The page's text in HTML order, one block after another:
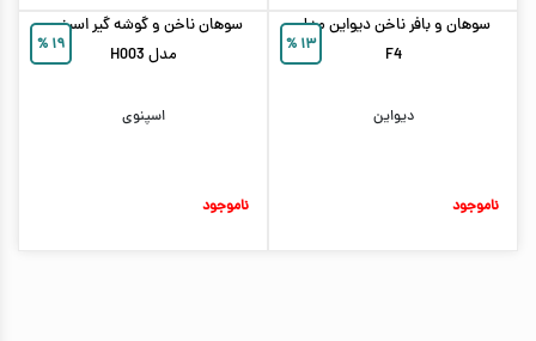
۱۳ %
سوهان و بافر ناخن دیواین مدل
F4
دیواین
ناموجود
۱۹ %
سوهان ناخن و گوشه گیر اسپنوی
مدل H003
اسپنوی
ناموجود